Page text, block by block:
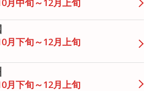
月中旬～12月上旬
月下旬～12月上旬
月下旬～12月上旬